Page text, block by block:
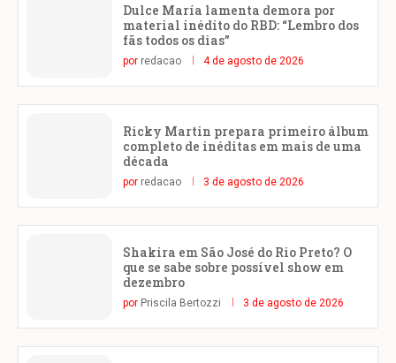
Dulce María lamenta demora por
material inédito do RBD: “Lembro dos
fãs todos os dias”
por redacao 4 de agosto de 2026
Ricky Martin prepara primeiro álbum
completo de inéditas em mais de uma
década
por redacao 3 de agosto de 2026
Shakira em São José do Rio Preto? O
que se sabe sobre possível show em
dezembro
por Priscila Bertozzi 3 de agosto de 2026